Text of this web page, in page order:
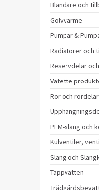
Blandare och
Golvvärme
Pumpar &
Radiatorer och
Reservdelar
Vatette
Rör och rördelar
PEM-slang och
Kulventiler,
Slang och
Tappvatten